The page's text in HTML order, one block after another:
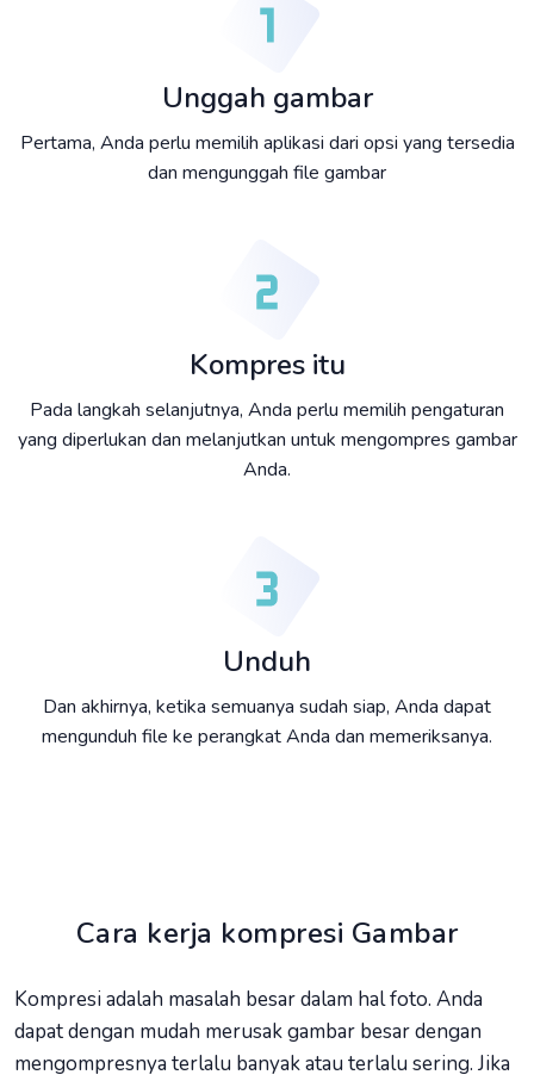
Unggah gambar
Pertama, Anda perlu memilih aplikasi dari opsi yang tersedia
dan mengunggah file gambar
Kompres itu
Pada langkah selanjutnya, Anda perlu memilih pengaturan
yang diperlukan dan melanjutkan untuk mengompres gambar
Anda.
Unduh
Dan akhirnya, ketika semuanya sudah siap, Anda dapat
mengunduh file ke perangkat Anda dan memeriksanya.
Cara kerja kompresi Gambar
Kompresi adalah masalah besar dalam hal foto. Anda
dapat dengan mudah merusak gambar besar dengan
mengompresnya terlalu banyak atau terlalu sering. Jika